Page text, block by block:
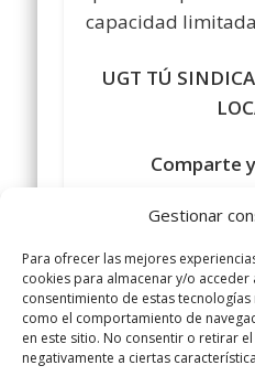
Gestionar
Para ofrecer las mejores
cookies para almacenar y/o
consentimiento de estas
como el comportamiento de
en este sitio. No consentir o retirar
negativamente a ciertas
capacidad
UGT TÚ
Comparte
https://
+Sindicato
twitter.com/
http://